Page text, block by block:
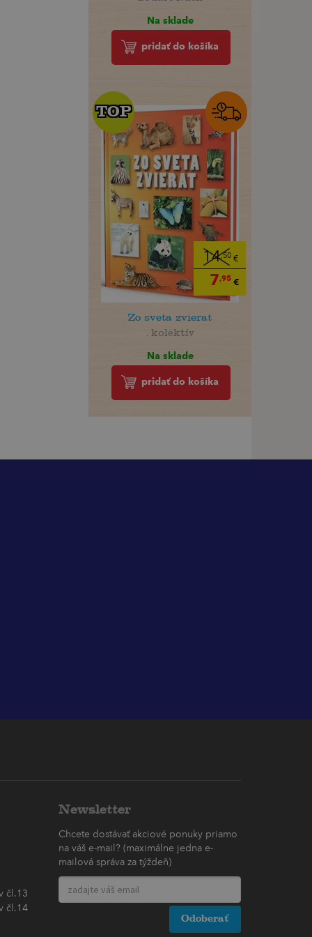
Na sklade
pridať do košíka
14,50€
7,95€
TOP
TOP
Zo sveta zvierat
. kolektív
Na sklade
pridať do košíka
čl.13
čl.14
Newsletter
Chcete dostávať akciové ponuky priamo
na váš e-mail? (maximálne jedna e-
mailová správa za týždeň)
Odoberať